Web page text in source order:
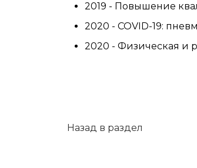
2019 - Повышение
2020 - COVID-19:
2020 - Физическая и
Назад в раздел